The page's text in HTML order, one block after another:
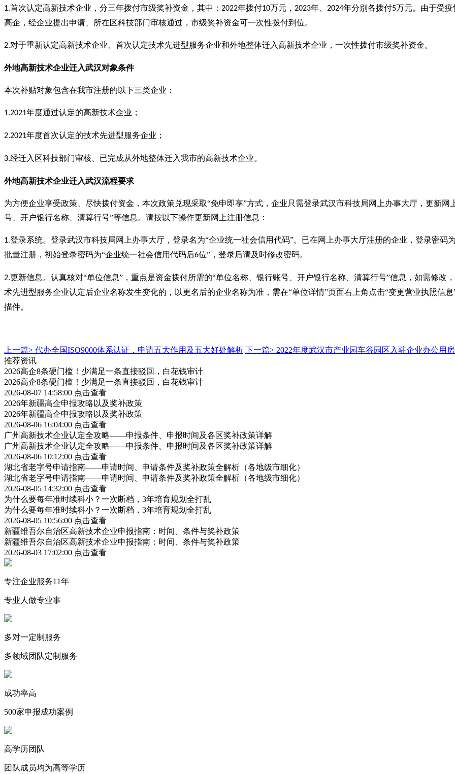
1.首次认定高新技术企业，分三年拨付市级奖补资金，其中： 2022年拨付10万元， 2023年、 2024年分别各拨付5万元。由于受
高企，经企业提出申请、所在区科技部门审核通过，市级奖补资金可一次性拨付到位。
2.对于重新认定高新技术企业、首次认定技术先进型服务企业和外地整体迁入高新技术企业，一次性拨付市级奖补资金。
外地高新技术企业迁入武汉对象条件
本次补贴对象包含在我市注册的以下三类企业：
1.2021年度通过认定的高新技术企业；
2.2021年度首次认定的技术先进型服务企业；
3.经迁入区科技部门审核、已完成从外地整体迁入我市的高新技术企业。
外地高新技术企业迁入武汉流程要求
为方便企业享受政策、尽快拨付资金，本次政策兑现采取“免申即享”方式，企业只需登录武汉市科技局网上办事大厅，更新
号、开户银行名称、清算行号”等信息。请按以下操作更新网上注册信息：
1.登录系统。登录武汉市科技局网上办事大厅，登录名为“企业统一社会信用代码”。已在网上办事大厅注册的企业，登录密
批量注册，初始登录密码为“企业统一社会信用代码后6位”，登录后请及时修改密码。
2.更新信息。认真核对“单位信息”，重点是资金拨付所需的“单位名称、银行账号、开户银行名称、清算行号”信息，如需修改
术先进型服务企业认定后企业名称发生变化的，以更名后的企业名称为准，需在“单位详情”页面右上角点击“变更营业执照信
描件。
上一篇> 代办全国ISO9000体系认证，申请五大作用及五大好处解析 下一篇> 2022年度武汉市产业园车谷园区入驻企业办公用
推荐资讯
2026高企8条硬门槛！少满足一条直接驳回，白花钱审计
2026高企8条硬门槛！少满足一条直接驳回，白花钱审计
2026-08-07 14:58:00 点击查看
2026年新疆高企申报攻略以及奖补政策
2026年新疆高企申报攻略以及奖补政策
2026-08-06 16:04:00 点击查看
广州高新技术企业认定全攻略——申报条件、申报时间及各区奖补政策详解
广州高新技术企业认定全攻略——申报条件、申报时间及各区奖补政策详解
2026-08-06 10:12:00 点击查看
湖北省老字号申请指南——申请时间、申请条件及奖补政策全解析（各地级市细化）
湖北省老字号申请指南——申请时间、申请条件及奖补政策全解析（各地级市细化）
2026-08-05 14:32:00 点击查看
为什么要每年准时续科小？一次断档，3年培育规划全打乱
为什么要每年准时续科小？一次断档，3年培育规划全打乱
2026-08-05 10:56:00 点击查看
新疆维吾尔自治区高新技术企业申报指南：时间、条件与奖补政策
新疆维吾尔自治区高新技术企业申报指南：时间、条件与奖补政策
2026-08-03 17:02:00 点击查看
专注企业服务11年
专业人做专业事
多对一定制服务
多领域团队定制服务
成功率高
500家申报成功案例
高学历团队
团队成员均为高等学历